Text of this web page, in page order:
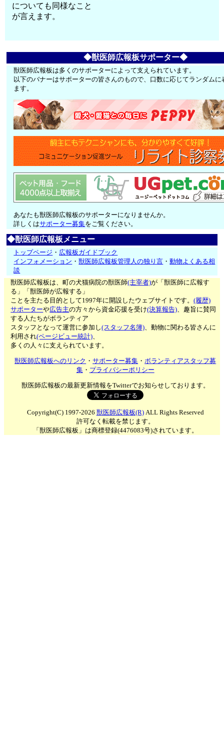
についても同様なこと
が言えます。
◆獣医師広報板サポーター◆
獣医師広報板は多くのサポーターによって支えられています。
以下のバナーはサポーターの皆さんのもので、口数に応じてランダムに
ます。
あなたも獣医師広報板のサポーターになりませんか。
詳しくはサポーター募集をご覧ください。
◆獣医師広報板メニュー
トップページ ・ 広報板ガイドブック
インフォメーション ・獣医師広報板管理人の独り言 ・動物よくある相
談
獣医師広報板は、町の犬猫病院の獣医師(主宰者)が「獣医師に広報す
る」「獣医師が広報する」
ことを主たる目的として1997年に開設したウェブサイトです。(履歴)
サポーターや広告主の方々から資金応援を受け(決算報告)、趣旨に賛同
する人たちがボランティア
スタッフとなって運営に参加し(スタッフ名簿)、動物に関わる皆さんに
利用され(ページビュー統計)、
多くの人々に支えられています。
獣医師広報板へのリンク ・サポーター募集 ・ボランティアスタッフ募
集・ プライバシーポリシー
獣医師広報板の最新更新情報をTwitterでお知らせしております。
Copyright(C) 1997-2026 獣医師広報板(R)ALL Rights Reserved
許可なく転載を禁じます。
「獣医師広報板」は商標登録(4476083号)されています。